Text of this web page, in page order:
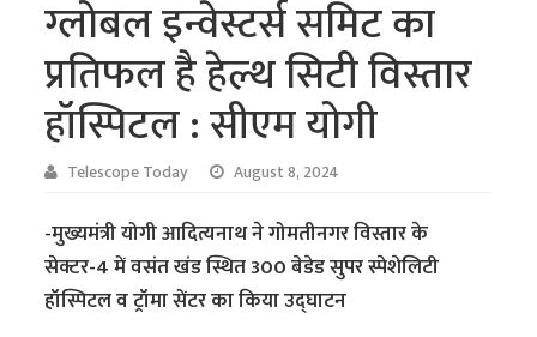
ग्लोबल इन्वेस्टर्स समिट का
प्रतिफल है हेल्थ सिटी विस्तार
हॉस्पिटल : सीएम योगी
Telescope Today August 8, 2024
-मुख्यमंत्री योगी आदित्यनाथ ने गोमतीनगर विस्तार के
सेक्टर-4 में वसंत खंड स्थित 300 बेडेड सुपर स्पेशेलिटी
हॉस्पिटल व ट्रॉमा सेंटर का किया उद्घाटन